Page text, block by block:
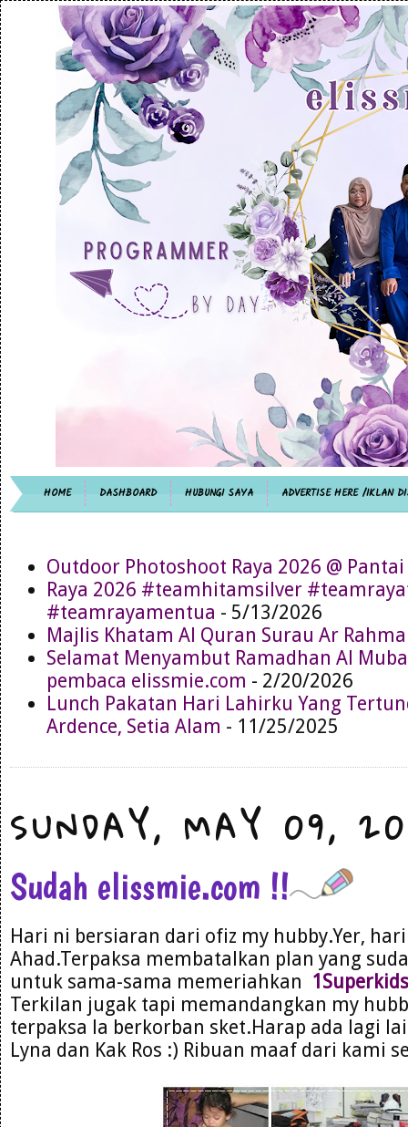
HOME DASHBOARD HUBUNGI SAYA ADVERTISE HERE /IKLAN
Outdoor Photoshoot Raya 2026 @ Pantai
Raya 2026 #teamhitamsilver
#teamrayamentua - 5/13/2026
Majlis Khatam Al Quran Surau Ar
Selamat Menyambut Ramadhan Al
pembaca elissmie.com - 2/20/2026
Lunch Pakatan Hari Lahirku Yang
Ardence, Setia Alam - 11/25/2025
SUNDAY, MAY 09,
Sudah elissmie.com !!
Hari ni bersiaran dari ofiz my hubby.Yer,
Ahad.Terpaksa membatalkan plan yang
untuk sama-sama memeriahkan
Terkilan jugak tapi memandangkan my
terpaksa la berkorban sket.Harap ada lagi
Lyna dan Kak Ros :) Ribuan maaf dari kami